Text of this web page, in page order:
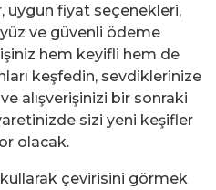
uygun fiyat seçenekleri,
yüz ve güvenli ödeme
hem keyifli hem de
keşfedin, sevdiklerinize
alışverişinizi bir sonraki
sizi yeni keşifler
olacak.
çevirisini görmek